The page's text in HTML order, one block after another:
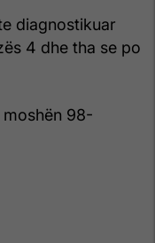
diagnostikuar
4 dhe tha se po
98-